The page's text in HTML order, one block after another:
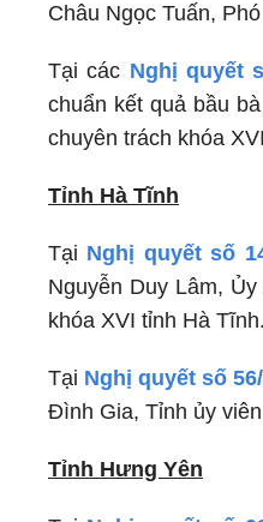
Châu Ngọc Tuấn,
Tại các Nghị quyết
chuẩn kết quả bầu
chuyên trách khóa
Tỉnh Hà Tĩnh
Tại Nghị quyết số
Nguyễn Duy Lâm,
khóa XVI tỉnh Hà Tĩnh.
Tại Nghị quyết số
Đình Gia, Tỉnh ủy
Tỉnh Hưng Yên